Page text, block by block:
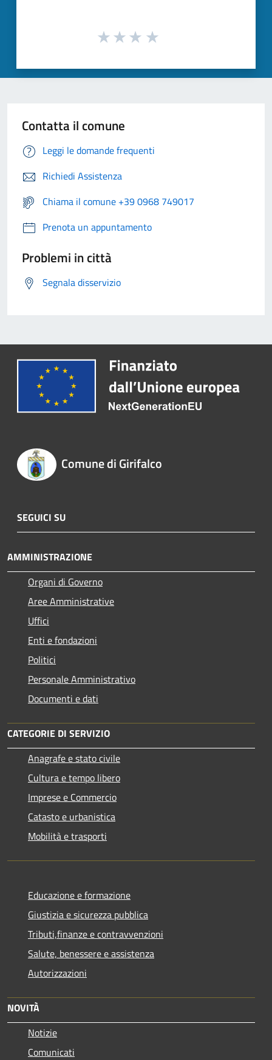
Contatta il comune
Leggi le domande frequenti
Richiedi Assistenza
Chiama il comune +39 0968 749017
Prenota un appuntamento
Problemi in città
Segnala disservizio
Comune di Girifalco
SEGUICI SU
AMMINISTRAZIONE
Organi di Governo
Aree Amministrative
Uffici
Enti e fondazioni
Politici
Personale Amministrativo
Documenti e dati
CATEGORIE DI SERVIZIO
Anagrafe e stato civile
Cultura e tempo libero
Imprese e Commercio
Catasto e urbanistica
Mobilità e trasporti
Educazione e formazione
Giustizia e sicurezza pubblica
Tributi,finanze e contravvenzioni
Salute, benessere e assistenza
Autorizzazioni
NOVITÀ
Notizie
Comunicati